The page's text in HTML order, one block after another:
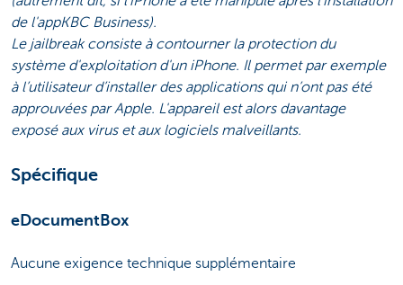
de l'appKBC Business).
Le jailbreak consiste à contourner la protection du
système d'exploitation d'un iPhone. Il permet par exemple
à l’utilisateur d’installer des applications qui n’ont pas été
approuvées par Apple. L'appareil est alors davantage
exposé aux virus et aux logiciels malveillants.
Spécifique
eDocumentBox
Aucune exigence technique supplémentaire